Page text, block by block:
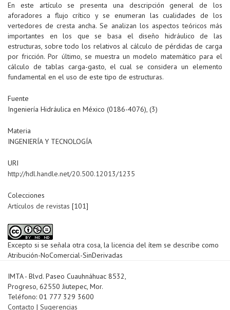
En este artículo se presenta una descripción general de los
aforadores a flujo crítico y se enumeran las cualidades de los
vertedores de cresta ancha. Se analizan los aspectos teóricos más
importantes en los que se basa el diseño hidráulico de las
estructuras, sobre todo los relativos al cálculo de pérdidas de carga
por fricción. Por último, se muestra un modelo matemático para el
cálculo de tablas carga-gasto, el cual se considera un elemento
fundamental en el uso de este tipo de estructuras.
Fuente
Ingeniería Hidráulica en México (0186-4076), (3)
Materia
INGENIERÍA Y TECNOLOGÍA
URI
http://hdl.handle.net/20.500.12013/1235
Colecciones
Artículos de revistas [101]
Excepto si se señala otra cosa, la licencia del ítem se describe como
Atribución-NoComercial-SinDerivadas
IMTA - Blvd. Paseo Cuauhnáhuac 8532,
Progreso, 62550 Jiutepec, Mor.
Teléfono: 01 777 329 3600
Contacto | Sugerencias